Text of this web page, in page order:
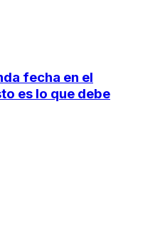
fecha en el
es lo que debe